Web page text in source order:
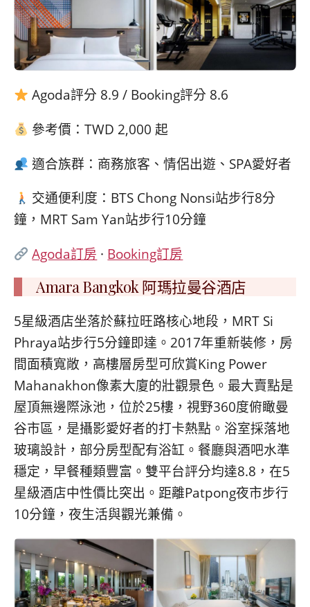
Agoda評分 8.9 / Booking評分 8.6
參考價：TWD 2,000 起
適合族群：商務旅客、情侶出遊、SPA愛好者
交通便利度：BTS Chong Nonsi站步行8分
鐘，MRT Sam Yan站步行10分鐘
Agoda訂房 · Booking訂房
Amara Bangkok 阿瑪拉曼谷酒店
5星級酒店坐落於蘇拉旺路核心地段，MRT Si
Phraya站步行5分鐘即達。2017年重新裝修，房
間面積寬敞，高樓層房型可欣賞King Power
Mahanakhon像素大廈的壯觀景色。最大賣點是
屋頂無邊際泳池，位於25樓，視野360度俯瞰曼
谷市區，是攝影愛好者的打卡熱點。浴室採落地
玻璃設計，部分房型配有浴缸。餐廳與酒吧水準
穩定，早餐種類豐富。雙平台評分均達8.8，在5
星級酒店中性價比突出。距離Patpong夜市步行
10分鐘，夜生活與觀光兼備。